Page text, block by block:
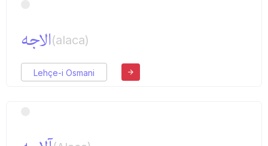
الاجه(alaca)
Lehçe-i Osmani